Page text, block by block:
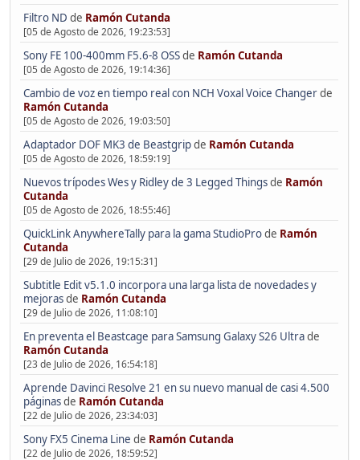
Filtro ND de Ramón Cutanda
[05 de Agosto de 2026, 19:23:53]
Sony FE 100-400mm F5.6-8 OSSde Ramón Cutanda
[05 de Agosto de 2026, 19:14:36]
Cambio de voz en tiempo real con NCH Voxal Voice Changerde
Ramón Cutanda
[05 de Agosto de 2026, 19:03:50]
Adaptador DOF MK3 de Beastgripde Ramón Cutanda
[05 de Agosto de 2026, 18:59:19]
Nuevos trípodes Wes y Ridley de 3 Legged Thingsde Ramón
Cutanda
[05 de Agosto de 2026, 18:55:46]
QuickLink AnywhereTally para la gama StudioProde Ramón
Cutanda
[29 de Julio de 2026, 19:15:31]
Subtitle Edit v5.1.0 incorpora una larga lista de novedades y
mejorasde Ramón Cutanda
[29 de Julio de 2026, 11:08:10]
En preventa el Beastcage para Samsung Galaxy S26 Ultrade
Ramón Cutanda
[23 de Julio de 2026, 16:54:18]
Aprende Davinci Resolve 21 en su nuevo manual de casi 4.500
páginasde Ramón Cutanda
[22 de Julio de 2026, 23:34:03]
Sony FX5 Cinema Line de Ramón Cutanda
[22 de Julio de 2026, 18:59:52]